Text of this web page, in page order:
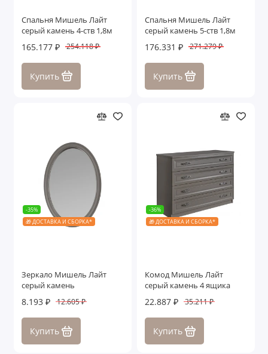
Спальня Мишель Лайт
серый камень 4-ств 1,8м
165.177 ₽ 254.118 ₽
Купить
Спальня Мишель Лайт
серый камень 5-ств 1,8м
176.331 ₽ 271.279 ₽
Купить
-35%
🎁 ДОСТАВКА И СБОРКА*
Зеркало Мишель Лайт
серый камень
8.193 ₽ 12.605 ₽
Купить
-36%
🎁 ДОСТАВКА И СБОРКА*
Комод Мишель Лайт
серый камень 4 ящика
22.887 ₽ 35.211 ₽
Купить